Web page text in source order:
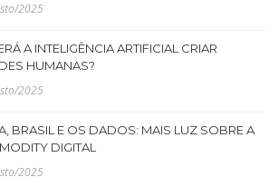
2025
A INTELIGÊNCIA ARTIFICIAL CRIAR
HUMANAS?
2025
BRASIL E OS DADOS: MAIS LUZ SOBRE A
DIGITAL
2025